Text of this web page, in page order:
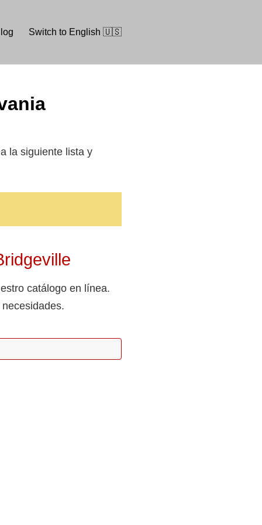
Switch to English 🇺🇸
la siguiente lista y
catálogo en línea.